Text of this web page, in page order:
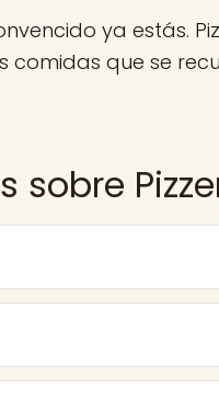
ya estás.
que se
sobre